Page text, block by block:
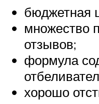
бюджетная
множество
отзывов;
формула
хорошо